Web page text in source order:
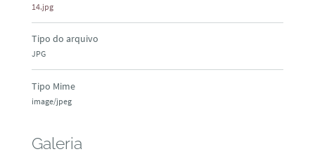
14.jpg
Tipo do arquivo
JPG
Tipo Mime
image/jpeg
Galeria